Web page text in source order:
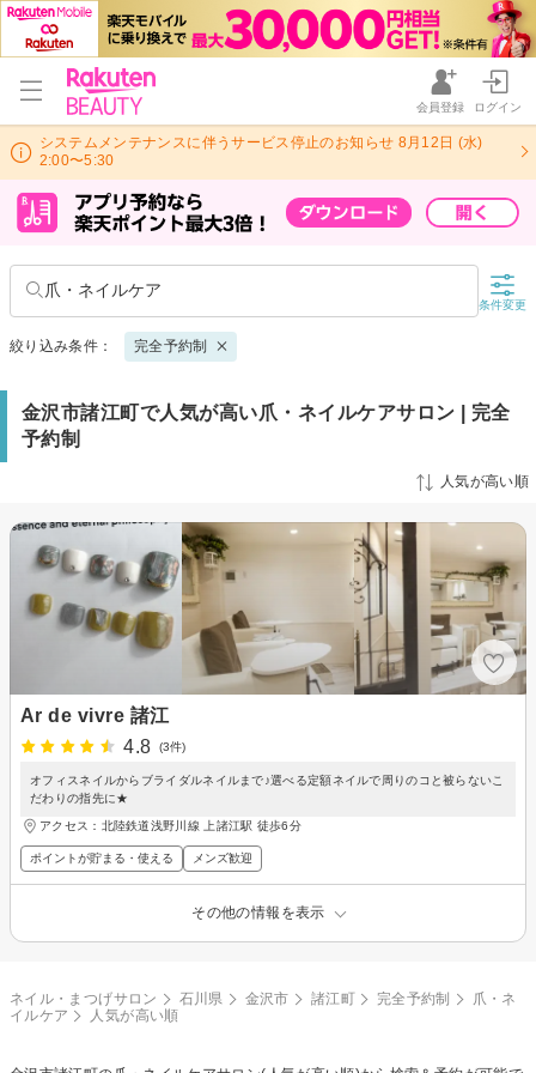
会員登録 ログイン
システムメンテナンスに伴うサービス停止のお知らせ 8月12日 (水)
2:00〜5:30
爪・ネイルケア
条件変更
絞り込み条件： 完全予約制
金沢市諸江町で人気が高い爪・ネイルケアサロン | 完全
予約制
人気が高い順
Ar de vivre 諸江
4.8
(3件)
オフィスネイルからブライダルネイルまで♪選べる定額ネイルで周りのコと被らないこ
だわりの指先に★
アクセス：北陸鉄道浅野川線 上諸江駅 徒歩6分
ポイントが貯まる・使える メンズ歓迎
その他の情報を表示
ネイル・まつげサロン 石川県 金沢市 諸江町 完全予約制
爪・ネ
イルケア
人気が高い順